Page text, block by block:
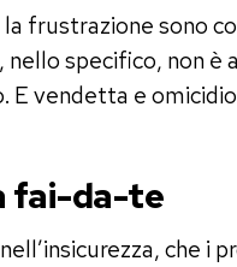
frustrazione sono
specifico, non
E vendetta e
fai-da-te
che i